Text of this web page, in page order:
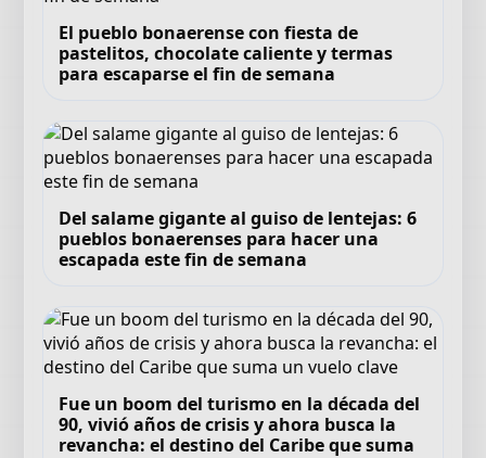
El pueblo bonaerense con fiesta de
pastelitos, chocolate caliente y termas
para escaparse el fin de semana
Del salame gigante al guiso de lentejas: 6
pueblos bonaerenses para hacer una
escapada este fin de semana
Fue un boom del turismo en la década del
90, vivió años de crisis y ahora busca la
revancha: el destino del Caribe que suma